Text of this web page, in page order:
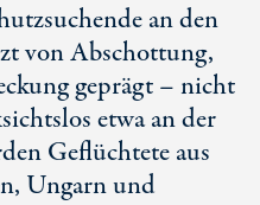
an den
von Abschottung,
geprägt – nicht
etwa an der
Geflüchtete aus
Ungarn und